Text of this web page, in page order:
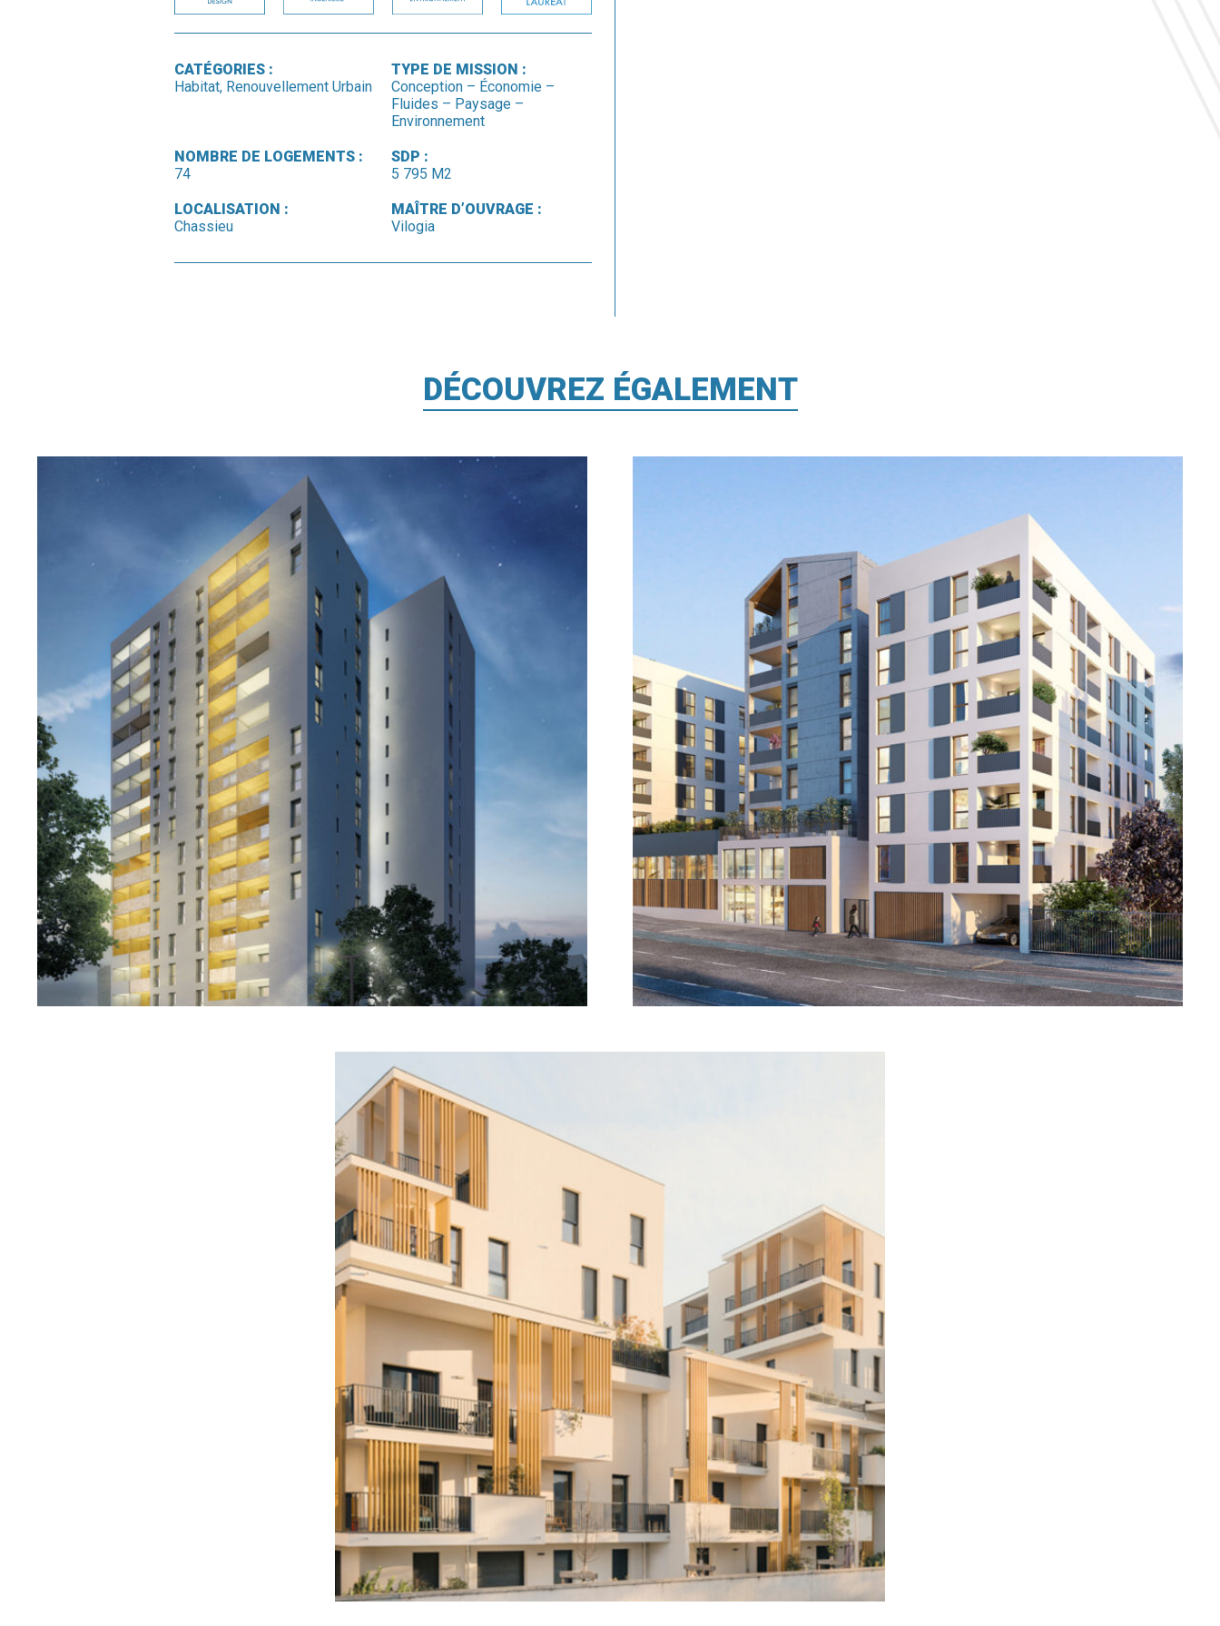
CATÉGORIES :
Habitat, Renouvellement Urbain
TYPE DE MISSION :
Conception – Économie –
Fluides – Paysage –
Environnement
NOMBRE DE LOGEMENTS :
74
SDP :
5 795 M2
LOCALISATION :
Chassieu
MAÎTRE D’OUVRAGE :
Vilogia
DÉCOUVREZ ÉGALEMENT
ANDRÉZIEUX-BOUTHÉON (42)
EN SAVOIR+
LYON 7ÈME (69)
EN SAVOIR+
VILLEURBANNE
EN SAVOIR +